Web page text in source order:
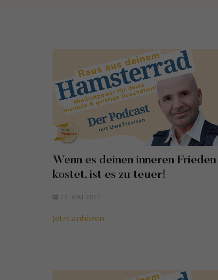
Wenn es deinen inneren Frieden
kostet, ist es zu teuer!
27. MAI 2022
Jetzt anhören